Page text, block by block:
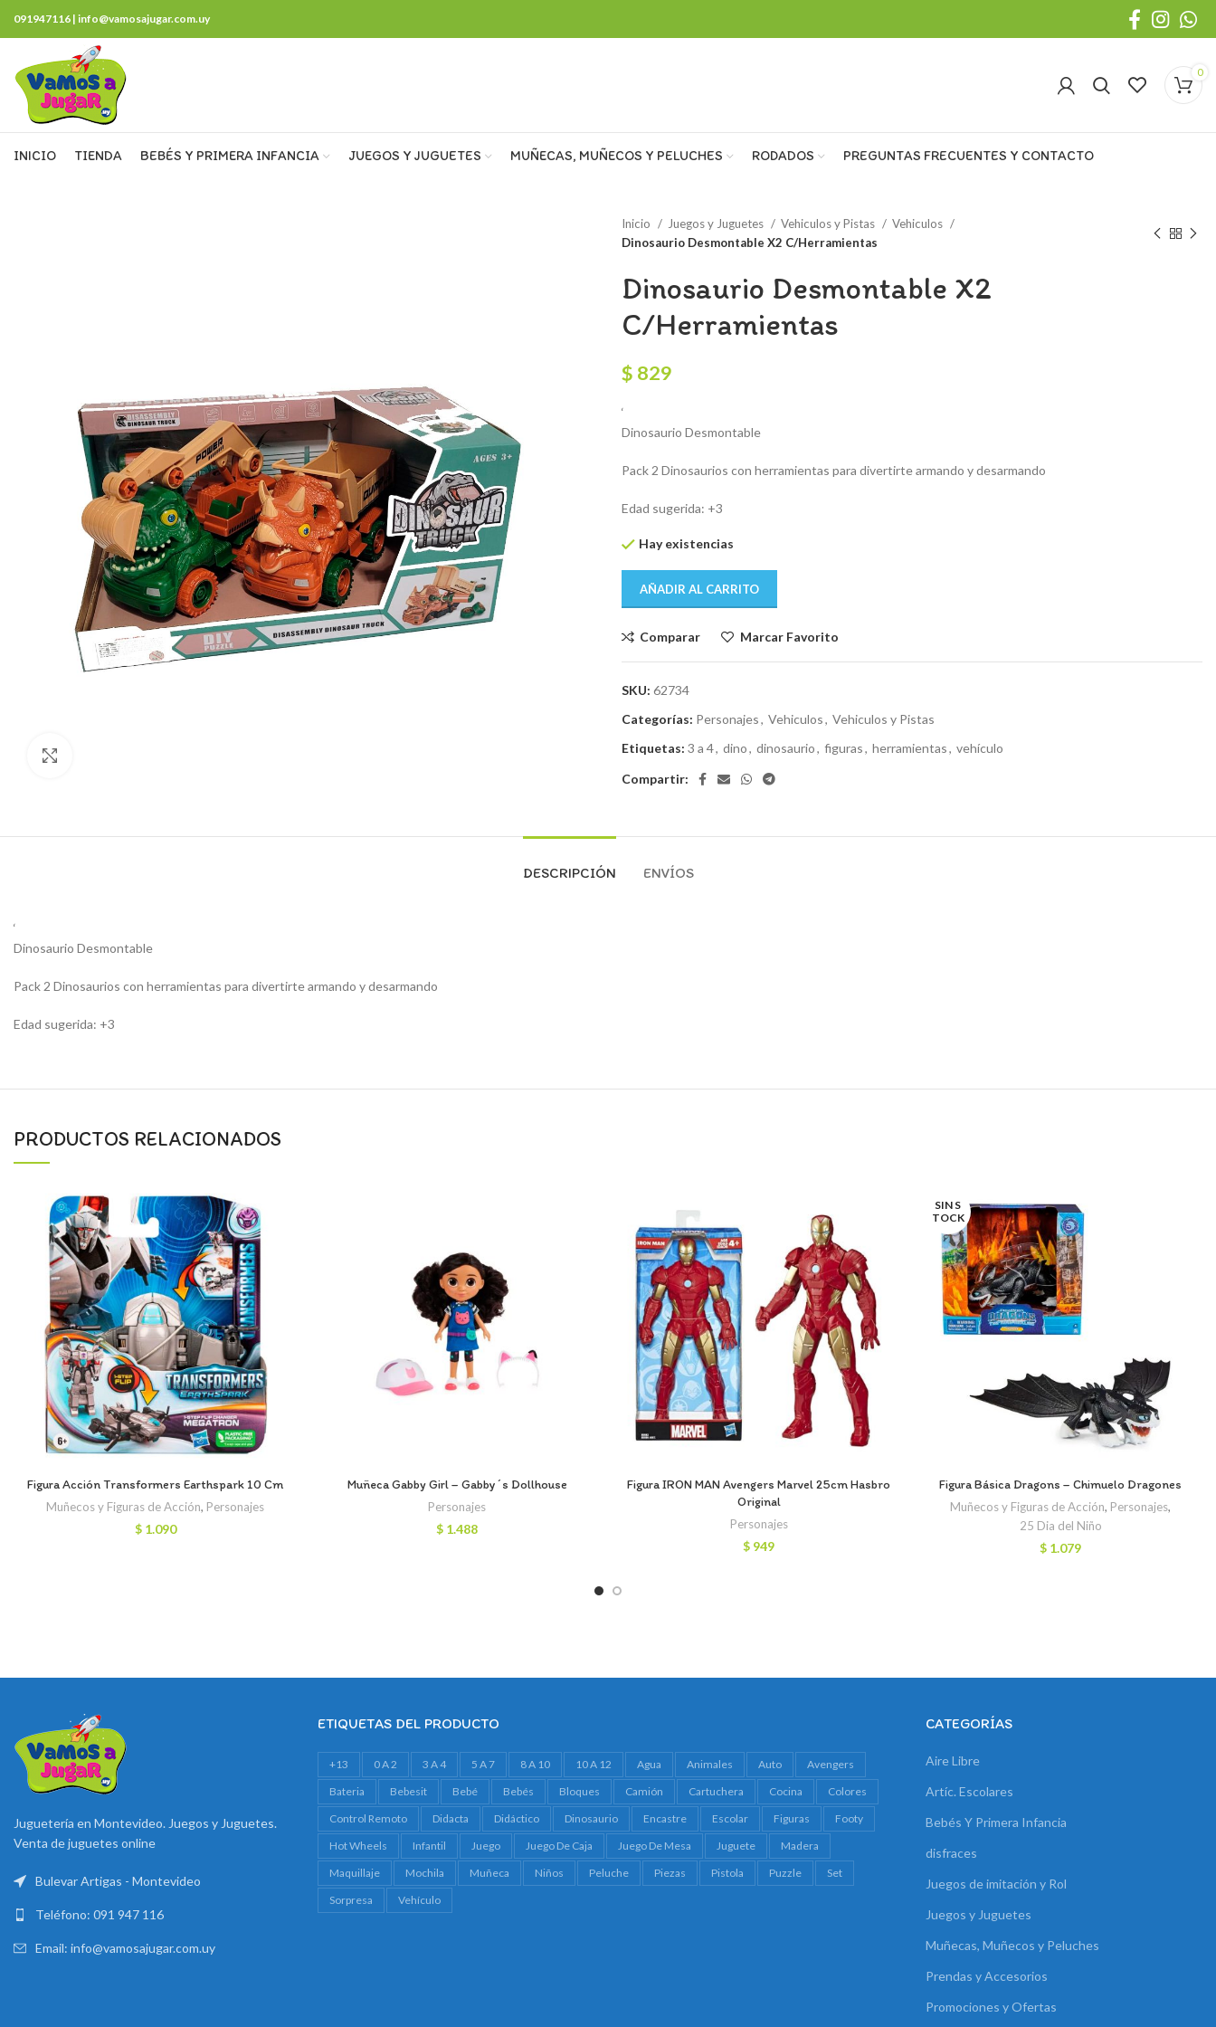
091947116 | info@vamosajugar.com.uy
0
INICIO TIENDA BEBÉS Y PRIMERA INFANCIA JUEGOS Y JUGUETES MUÑECAS, MUÑECOS Y PELUCHES RODADOS PREGUNTAS FRECUENTES Y CONTACTO
Inicio Juegos y Juguetes Vehiculos y Pistas
Vehiculos
Dinosaurio Desmontable X2 C/Herramientas
Dinosaurio Desmontable X2
C/Herramientas
$ 829
‘
Dinosaurio Desmontable
Pack 2 Dinosaurios con herramientas para divertirte armando y desarmando
Edad sugerida: +3
Hay existencias
AÑADIR AL CARRITO
Comparar Marcar Favorito
SKU: 62734
Categorías: Personajes, Vehiculos, Vehiculos y Pistas
Etiquetas: 3 a 4, dino, dinosaurio, figuras, herramientas, vehículo
Compartir:
DESCRIPCIÓN ENVÍOS
‘
Dinosaurio Desmontable
Pack 2 Dinosaurios con herramientas para divertirte armando y desarmando
Edad sugerida: +3
PRODUCTOS RELACIONADOS
Figura Acción Transformers Earthspark 10 Cm
Muñecos y Figuras de Acción, Personajes
$1.090
Muñeca Gabby Girl – Gabby´s Dollhouse
Personajes
$ 1.488
Figura IRON MAN Avengers Marvel 25cm Hasbro
Original
Personajes
$ 949
SIN S
TOCK
Figura Básica Dragons – Chimuelo Dragones
Muñecos y Figuras de Acción, Personajes,
25 Dia del Niño
$ 1.079
Juguetería en Montevideo. Juegos y Juguetes.
Venta de juguetes online
Bulevar Artigas - Montevideo
Teléfono: 091 947 116
Email: info@vamosajugar.com.uy
ETIQUETAS DEL PRODUCTO
+13 0 A 2 3 A 4 5 A 7 8 A 10 10 A 12 Agua Animales Auto
Avengers
Bateria
Bebesit Bebé Bebés Bloques Camión Cartuchera Cocina
Colores
Control Remoto
Didacta Didáctico Dinosaurio Encastre Escolar Figuras
Footy
Hot Wheels
Infantil Juego Juego De Caja Juego De Mesa Juguete
Madera
Maquillaje
Mochila Muñeca Niños Peluche Piezas Pistola Puzzle
Set
Sorpresa
Vehículo
CATEGORÍAS
Aire Libre
Artíc. Escolares
Bebés Y Primera Infancia
disfraces
Juegos de imitación y Rol
Juegos y Juguetes
Muñecas, Muñecos y Peluches
Prendas y Accesorios
Promociones y Ofertas